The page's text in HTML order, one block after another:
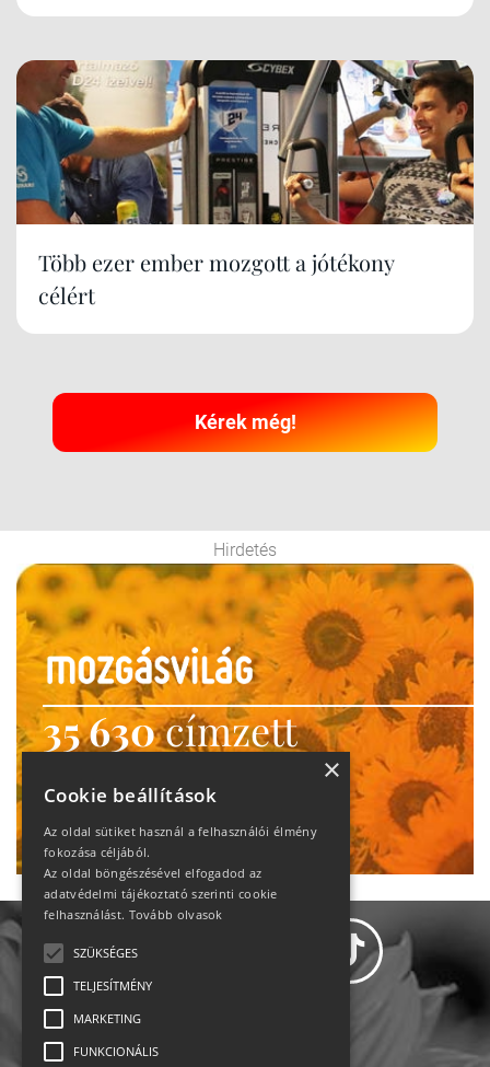
Több ezer ember mozgott a jótékony
célért
Kérek még!
Hirdetés
35 630címzett
heti motiváció
Ne maradj le!
×
Cookie beállítások
Az oldal sütiket használ a felhasználói élmény
fokozása céljából.
Az oldal böngészésével elfogadod az
adatvédelmi tájékoztató szerinti cookie
felhasználást. Tovább olvasok
SZÜKSÉGES
TELJESÍTMÉNY
MARKETING
FUNKCIONÁLIS